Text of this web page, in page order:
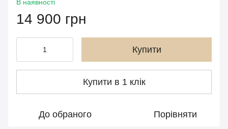
В наявності
14 900 грн
Купити
Купити в 1 клік
До обраного Порівняти